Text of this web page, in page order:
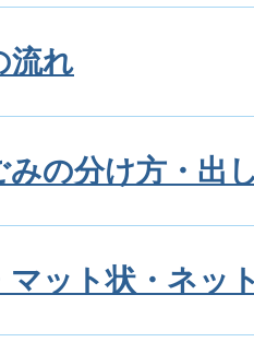
流れ
みの分け方・出
マット状・ネッ